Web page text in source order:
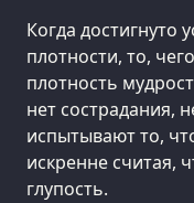
Когда достигнуто
плотности, то,
плотность
нет сострадания,
испытывают то,
искренне считая,
глупость.